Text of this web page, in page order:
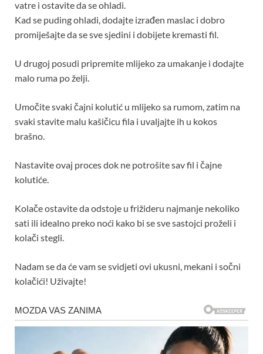
vatre i ostavite da se ohladi.
Kad se puding ohladi, dodajte izrađen maslac i dobro
promiješajte da se sve sjedini i dobijete kremasti fil.
U drugoj posudi pripremite mlijeko za umakanje i dodajte
malo ruma po želji.
Umočite svaki čajni kolutić u mlijeko sa rumom, zatim na
svaki stavite malu kašičicu fila i uvaljajte ih u kokos
brašno.
Nastavite ovaj proces dok ne potrošite sav fil i čajne
kolutiće.
Kolače ostavite da odstoje u frižideru najmanje nekoliko
sati ili idealno preko noći kako bi se sve sastojci proželi i
kolači stegli.
Nadam se da će vam se svidjeti ovi ukusni, mekani i sočni
kolačići! Uživajte!